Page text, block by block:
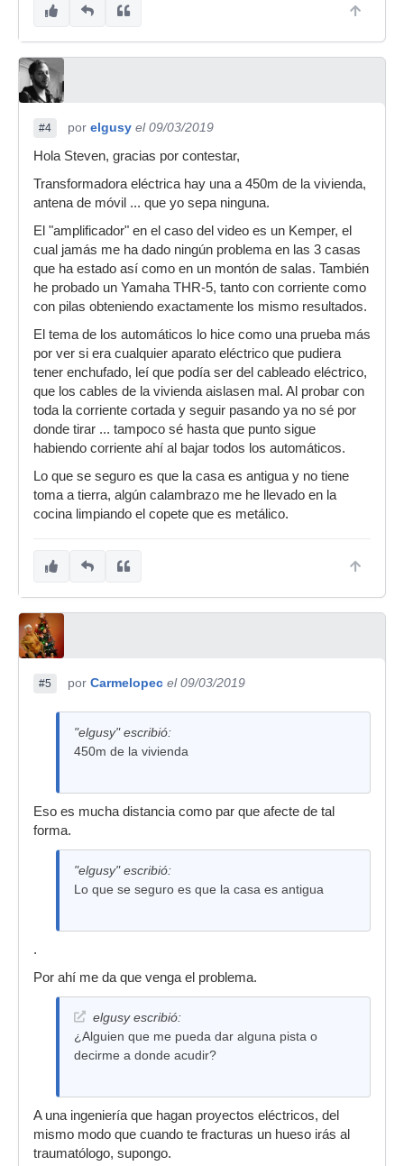
#4 por elgusy el 09/03/2019
Hola Steven, gracias por contestar,
Transformadora eléctrica hay una a 450m de la vivienda,
antena de móvil ... que yo sepa ninguna.
El "amplificador" en el caso del video es un Kemper, el
cual jamás me ha dado ningún problema en las 3 casas
que ha estado así como en un montón de salas. También
he probado un Yamaha THR-5, tanto con corriente como
con pilas obteniendo exactamente los mismo resultados.
El tema de los automáticos lo hice como una prueba más
por ver si era cualquier aparato eléctrico que pudiera
tener enchufado, leí que podía ser del cableado eléctrico,
que los cables de la vivienda aislasen mal. Al probar con
toda la corriente cortada y seguir pasando ya no sé por
donde tirar ... tampoco sé hasta que punto sigue
habiendo corriente ahí al bajar todos los automáticos.
Lo que se seguro es que la casa es antigua y no tiene
toma a tierra, algún calambrazo me he llevado en la
cocina limpiando el copete que es metálico.
#5 por Carmelopec el 09/03/2019
"elgusy" escribió:
450m de la vivienda
Eso es mucha distancia como par que afecte de tal
forma.
"elgusy" escribió:
Lo que se seguro es que la casa es antigua
.
Por ahí me da que venga el problema.
elgusy escribió:
¿Alguien que me pueda dar alguna pista o
decirme a donde acudir?
A una ingeniería que hagan proyectos eléctricos, del
mismo modo que cuando te fracturas un hueso irás al
traumatólogo, supongo.